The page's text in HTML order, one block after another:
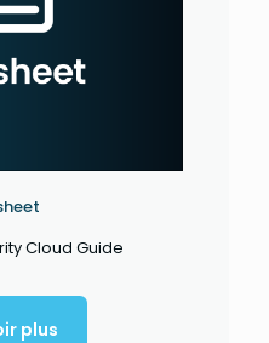
Cloud Guide
plus